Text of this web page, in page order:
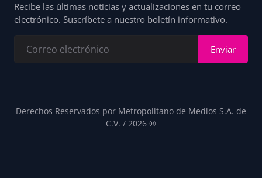
Recibe las últimas noticias y actualizaciones en tu correo
electrónico. Suscríbete a nuestro boletín informativo.
Enviar
Derechos Reservados por Metropolitano de Medios S.A. de
C.V. / 2026 ®